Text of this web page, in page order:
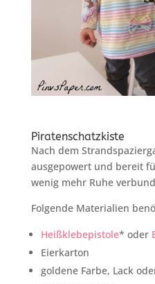
Piratenschatzkiste
Nach dem
ausgepowert und bereit
wenig mehr Ruhe
Folgende Materialien
Heißklebepistole* oder
Eierkarton
goldene Farbe, Lack